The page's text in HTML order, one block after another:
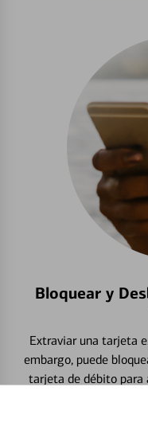
Bloquear y
Extraviar una tarjeta
embargo, puede
tarjeta de débito para